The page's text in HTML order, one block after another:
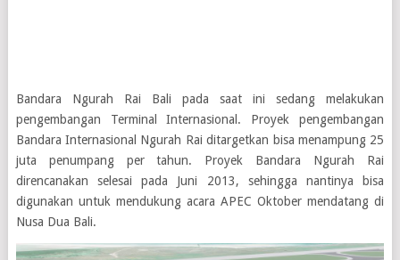
Bandara Ngurah Rai Bali pada saat ini sedang melakukan
pengembangan Terminal Internasional. Proyek pengembangan
Bandara Internasional Ngurah Rai ditargetkan bisa menampung 25
juta penumpang per tahun. Proyek Bandara Ngurah Rai
direncanakan selesai pada Juni 2013, sehingga nantinya bisa
digunakan untuk mendukung acara APEC Oktober mendatang di
Nusa Dua Bali.